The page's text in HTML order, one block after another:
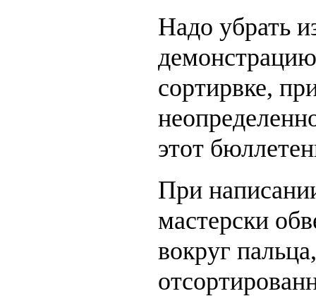
Надо убрать
сортирвке,
этот
При
мастерски
вокруг